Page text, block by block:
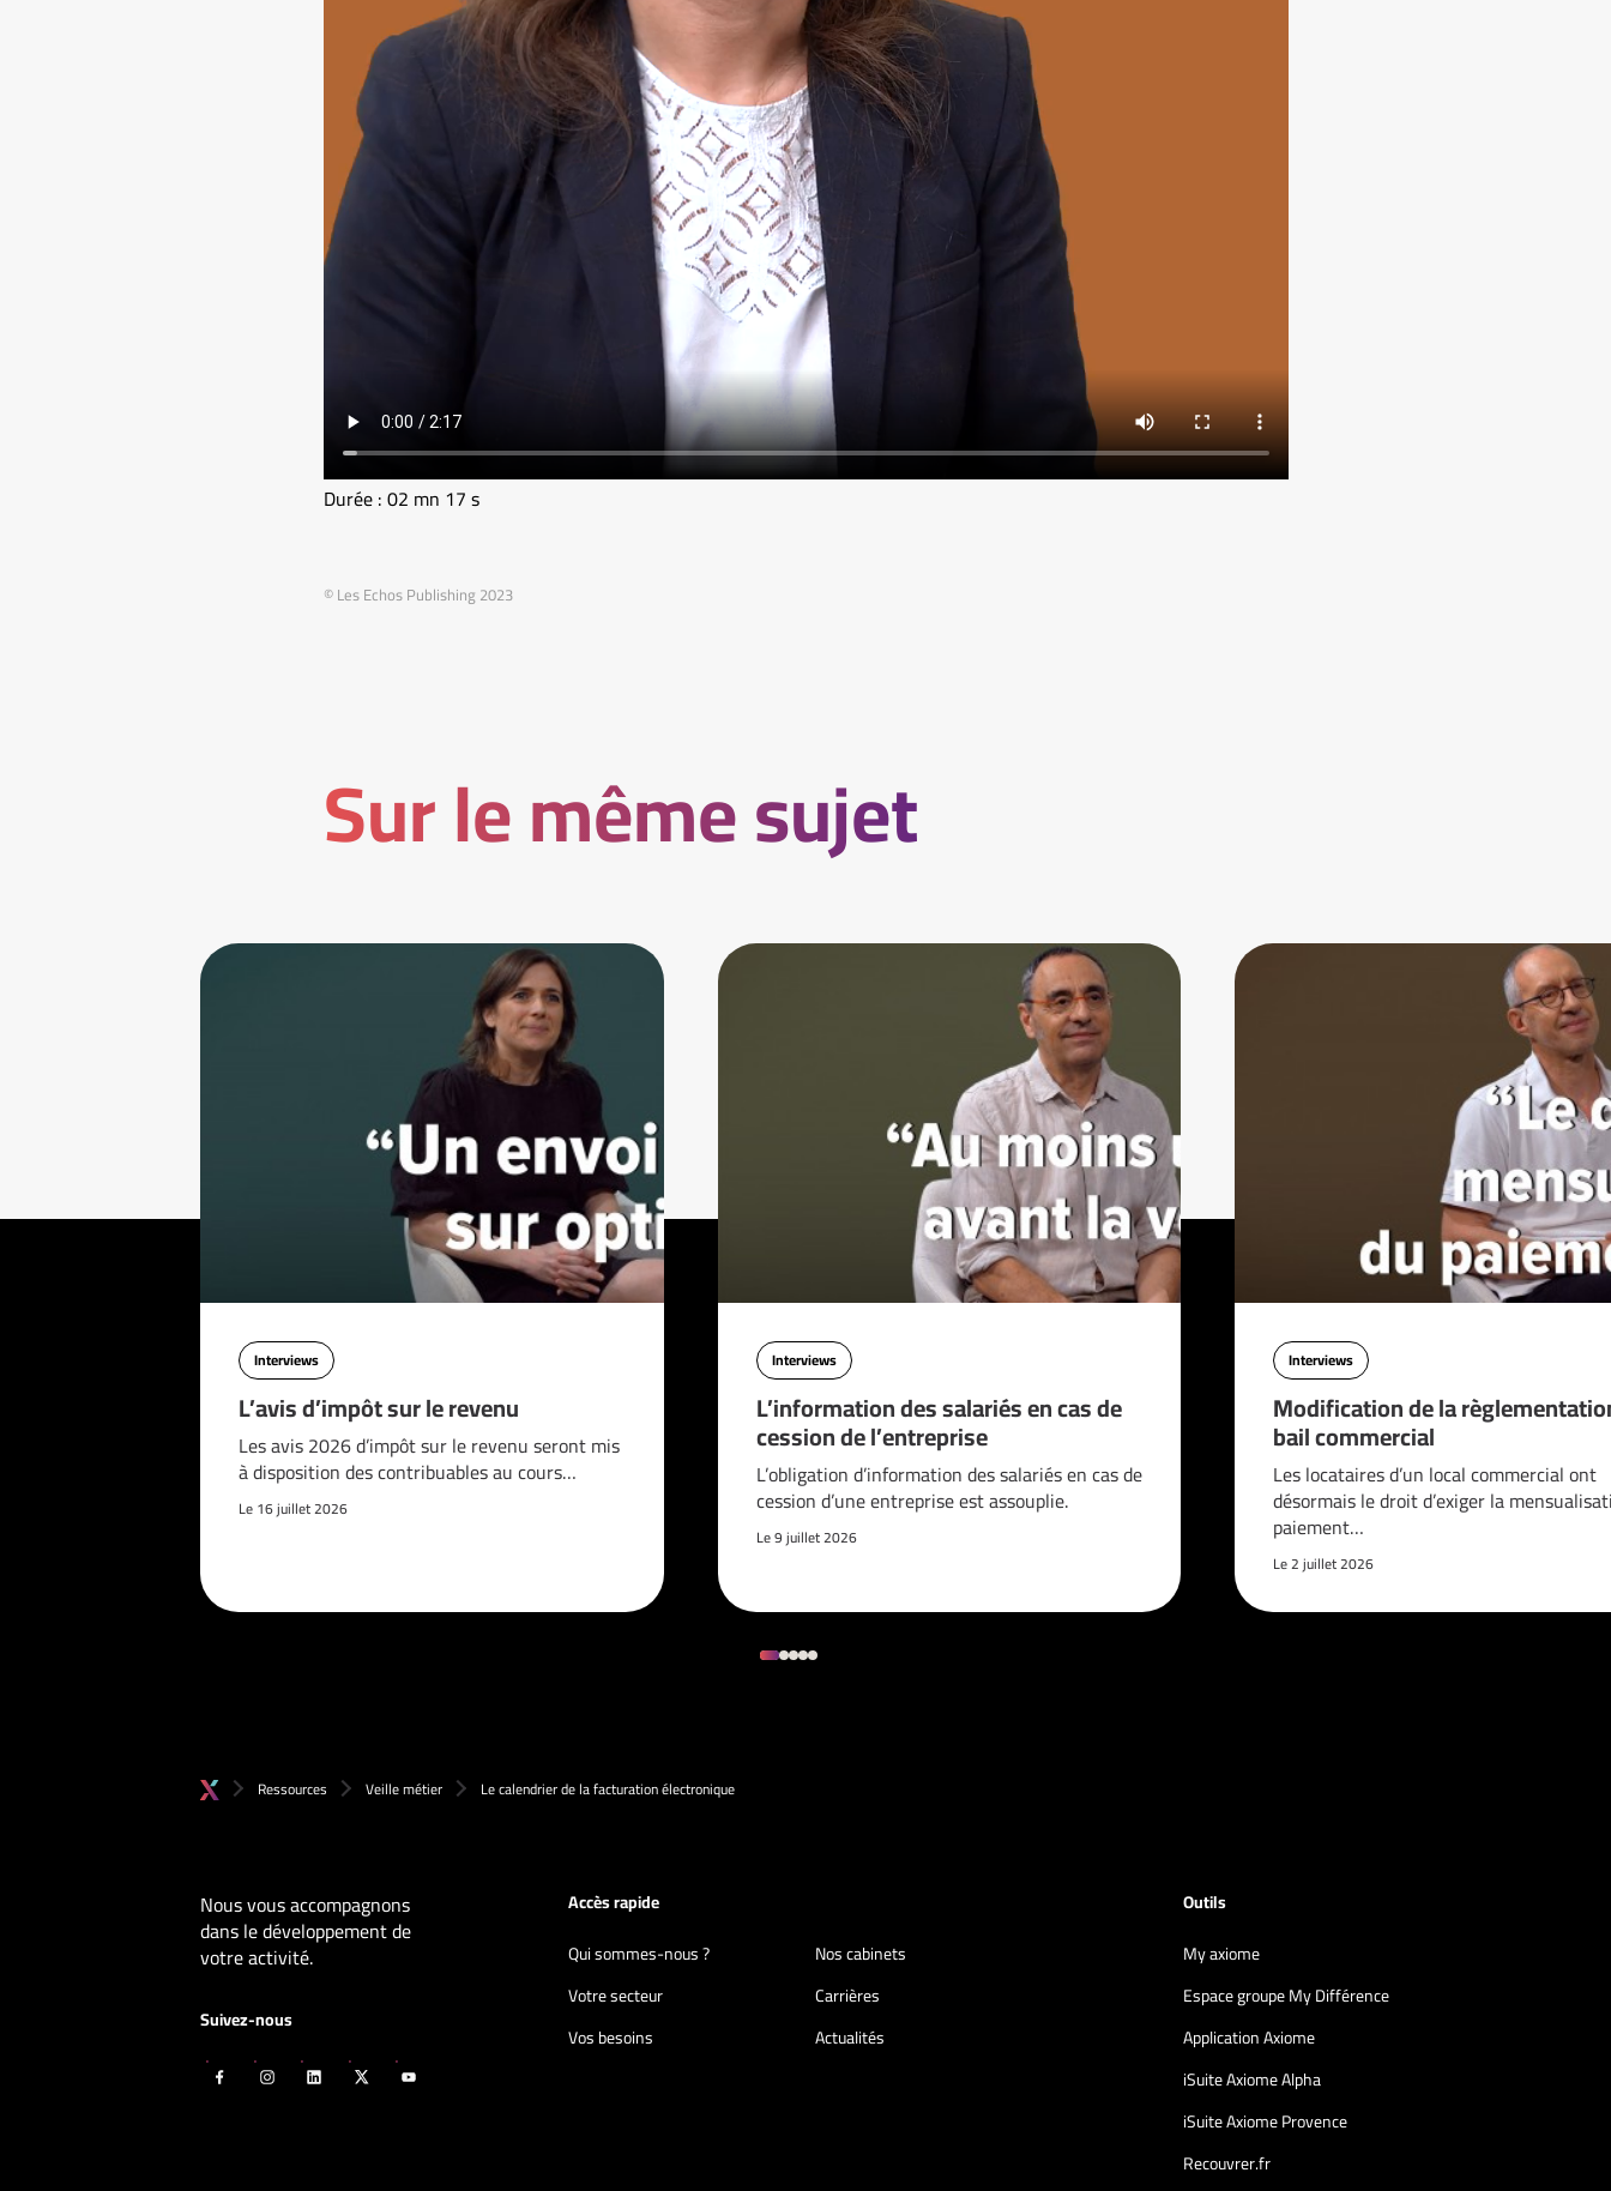
Durée : 02 mn 17 s
© Les Echos Publishing 2023
Sur le même sujet
Interviews
L’avis d’impôt sur le revenu
Les avis 2026 d’impôt sur le revenu seront mis
à disposition des contribuables au cours…
Le 16 juillet 2026
Interviews
L’information des salariés en cas de
cession de l’entreprise
L’obligation d’information des salariés en cas de
cession d’une entreprise est assouplie.
Le 9 juillet 2026
Interviews
Modification de la
bail commercial
Les locataires d’un local commercial ont
désormais le droit d’exiger la
paiement…
Le 2 juillet 2026
Ressources Veille métier Le calendrier de la facturation électronique
Nous vous accompagnons
dans le développement de
votre activité.
Suivez-nous
Accès rapide
Qui sommes-nous ?
Nos cabinets
Votre secteur
Carrières
Vos besoins
Actualités
Outils
My axiome
Espace groupe My Différence
Application Axiome
iSuite Axiome Alpha
iSuite Axiome Provence
Recouvrer.fr